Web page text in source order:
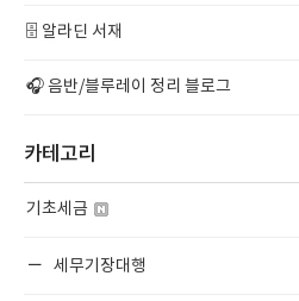
🗄️ 알라딘 서재
🎧 음반/블루레이 정리 블로그
카테고리
기초세금
세무기장대행